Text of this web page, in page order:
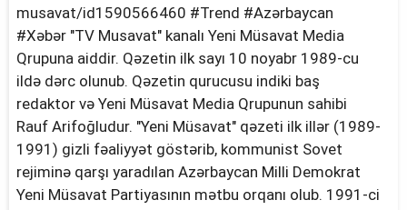
musavat/id1590566460 #Trend #Azərbaycan
#Xəbər "TV Musavat" kanalı Yeni Müsavat Media
Qrupuna aiddir. Qəzetin ilk sayı 10 noyabr 1989-cu
ildə dərc olunub. Qəzetin qurucusu indiki baş
redaktor və Yeni Müsavat Media Qrupunun sahibi
Rauf Arifoğludur. "Yeni Müsavat" qəzeti ilk illər (1989-
1991) gizli fəaliyyət göstərib, kommunist Sovet
rejiminə qarşı yaradılan Azərbaycan Milli Demokrat
Yeni Müsavat Partiyasının mətbu orqanı olub. 1991-ci